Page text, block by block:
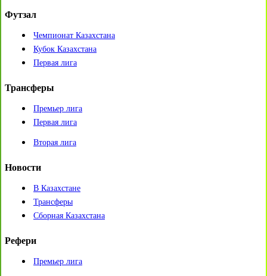
Футзал
Чемпионат Казахстана
Кубок Казахстана
Первая лига
Трансферы
Премьер лига
Первая лига
Вторая лига
Новости
В Казахстане
Трансферы
Сборная Казахстана
Рефери
Премьер лига